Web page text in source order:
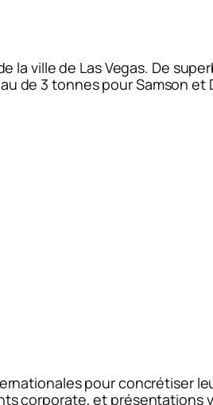
la ville de Las Vegas. De
de 3 tonnes pour Samson et
pour concrétiser
corporate, et présentations